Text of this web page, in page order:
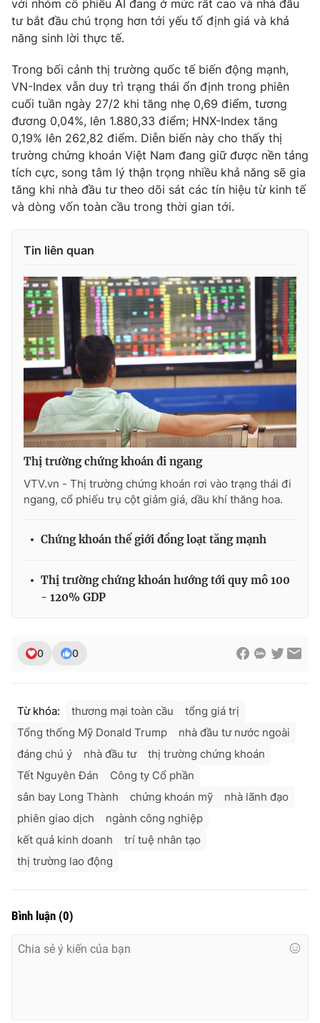
với nhóm cổ phiếu AI đang ở mức rất cao và nhà đầu
tư bắt đầu chú trọng hơn tới yếu tố định giá và khả
năng sinh lời thực tế.
Trong bối cảnh thị trường quốc tế biến động mạnh,
VN-Index vẫn duy trì trạng thái ổn định trong phiên
cuối tuần ngày 27/2 khi tăng nhẹ 0,69 điểm, tương
đương 0,04%, lên 1.880,33 điểm; HNX-Index tăng
0,19% lên 262,82 điểm. Diễn biến này cho thấy thị
trường chứng khoán Việt Nam đang giữ được nền tảng
tích cực, song tâm lý thận trọng nhiều khả năng sẽ gia
tăng khi nhà đầu tư theo dõi sát các tín hiệu từ kinh tế
và dòng vốn toàn cầu trong thời gian tới.
Tin liên quan
Thị trường chứng khoán đi ngang
VTV.vn - Thị trường chứng khoán rơi vào trạng thái đi
ngang, cổ phiếu trụ cột giảm giá, dầu khí thăng hoa.
Chứng khoán thế giới đồng loạt tăng mạnh
Thị trường chứng khoán hướng tới quy mô 100
- 120% GDP
0 0
Từ khóa: thương mại toàn cầu
tổng giá trị
Tổng thống Mỹ Donald Trump
nhà đầu tư nước ngoài
đáng chú ý
nhà đầu tư
thị trường chứng khoán
Tết Nguyên Đán
Công ty Cổ phần
sân bay Long Thành
chứng khoán mỹ
nhà lãnh đạo
phiên giao dịch
ngành công nghiệp
kết quả kinh doanh
trí tuệ nhân tạo
thị trường lao động
Bình luận (0)